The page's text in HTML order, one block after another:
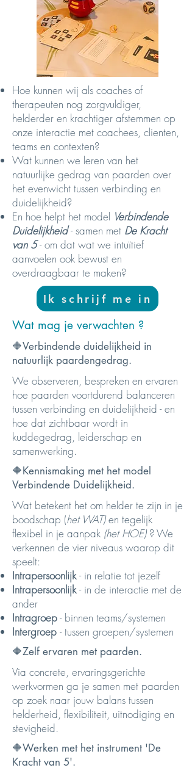
Hoe kunnen wij als coaches of
therapeuten nog zorgvuldiger,
helderder en krachtiger afstemmen op
onze interactie met coachees, clienten,
teams en contexten?​
Wat kunnen we leren van het
natuurlijke gedrag van paarden over
het evenwicht tussen verbinding en
duidelijkheid?
​En hoe helpt het model Verbindende
Duidelijkheid- samen met De Kracht
van 5- om dat wat we intuïtief
aanvoelen ook bewust en
overdraagbaar te maken?
Ik schrijf me in
Wat mag je verwachten ?
🔶Verbindende duidelijkheid in
natuurlijk paardengedrag.
We observeren, bespreken en ervaren
hoe paarden voortdurend balanceren
tussen verbinding en duidelijkheid - en
hoe dat zichtbaar wordt in
kuddegedrag, leiderschap en
samenwerking.
🔶Kennismaking met het model
Verbindende Duidelijkheid.
Wat betekent het om helder te zijn in je
boodschap (het WAT)en tegelijk
flexibel in je aanpak (het HOE)? We
verkennen de vier niveaus waarop dit
speelt:
Intrapersoonlijk - in relatie tot jezelf
Intrapersoonlijk - in de interactie met de
ander
Intragroep- binnen teams/systemen
Intergroep - tussen groepen/systemen
🔶Zelf ervaren met paarden.
Via concrete, ervaringsgerichte
werkvormen ga je samen met paarden
op zoek naar jouw balans tussen
helderheid, flexibiliteit, uitnodiging en
stevigheid.
🔶Werken met het instrument 'De
Kracht van 5'.